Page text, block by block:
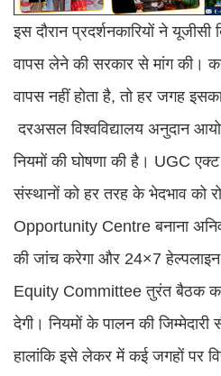
इस दौरान प्रदर्शनकारियों ने
वापस लेने की सरकार से मांग की।
वापस नहीं होता है, तो हर जगह
दरअसल विश्वविद्यालय अनुदान
नियमों की घोषणा की है। UGC
संस्थानों को हर तरह के भेदभाव को
Opportunity Centre बनाना
की जांच करेगा और 24×7
Equity Committee तुरंत बैठक कर
देगी। नियमों के पालन की
हालांकि इसे लेकर में कई जगहों पर